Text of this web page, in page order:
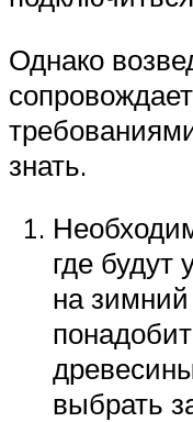
Однако
знать.
где
на
выбрать